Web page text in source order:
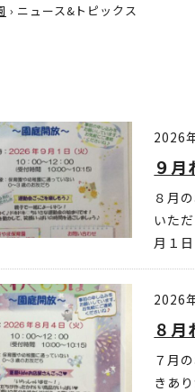
› ニュース&トピックス
2026
９月
８月
いた
月１
2026
８月
７月
きあ